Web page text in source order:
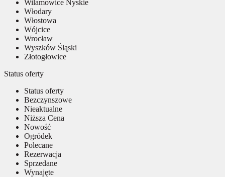
Wilamowice Nyskie
Włodary
Włostowa
Wójcice
Wrocław
Wyszków Śląski
Złotogłowice
Status oferty
Status oferty
Bezczynszowe
Nieaktualne
Niższa Cena
Nowość
Ogródek
Polecane
Rezerwacja
Sprzedane
Wynajęte